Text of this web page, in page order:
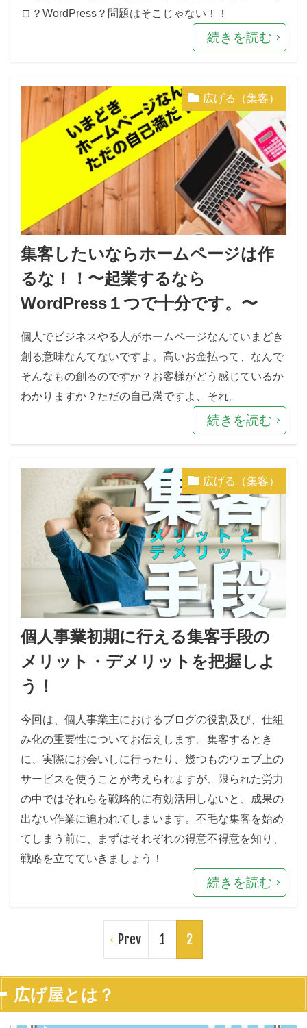
ロ？WordPress？問題はそこじゃない！！
続きを読む
広げる（集客）
集客したいならホームページは作
るな！！〜起業するなら
WordPress１つで十分です。〜
個人でビジネスやる人がホームページなんていまどき
創る意味なんてないですよ。高いお金払って、なんで
そんなもの創るのですか？お客様がどう感じているか
わかりますか？ただの自己満ですよ、それ。
続きを読む
広げる（集客）
個人事業初期に行える集客手段の
メリット・デメリットを把握しよ
う！
今回は、個人事業主におけるブログの役割及び、仕組
み化の重要性についてお伝えします。集客するとき
に、実際にお会いしに行ったり、幾つものウェブ上の
サービスを使うことが考えられますが、限られた労力
の中ではそれらを戦略的に有効活用しないと、成果の
出ない作業に追われてしまいます。不毛な集客を始め
てしまう前に、まずはそれぞれの得意不得意を知り、
戦略を立てていきましょう！
続きを読む
Prev 1 2
広げ屋とは？